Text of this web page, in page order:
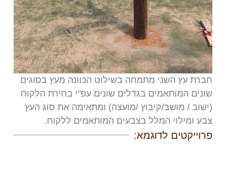
חברת עץ השני מתמחה בשילוט הכוונה מעץ בסוגים
שונים המותאמים בגדלים שונים עפ"י בחירת הלקוח
(ישוב / מושב/קיבוץ /מועצה) ומתאימה את סוג העץ
צבע ומילוי המלל בצבעים המותאמים ללקוח.
פרוייקטים לדוגמא: